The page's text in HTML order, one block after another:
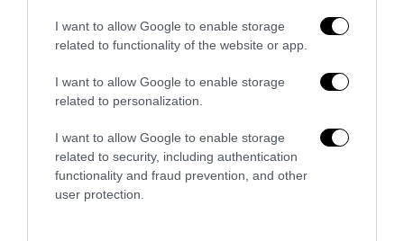
I want to allow Google to enable storage
related to functionality of the website or app.
I want to allow Google to enable storage
related to personalization.
I want to allow Google to enable storage
related to security, including authentication
functionality and fraud prevention, and other
user protection.
Trump e Infantino: oltre l’ultimo Mondiale dell’umanità